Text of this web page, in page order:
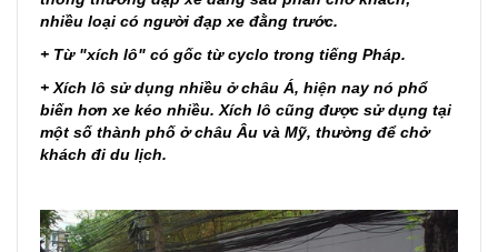
nhiều loại có người đạp xe đằng trước.
+ Từ "xích lô" có gốc từ cyclo trong tiếng Pháp.
+ Xích lô sử dụng nhiều ở châu Á, hiện nay nó phổ
biến hơn xe kéo nhiều. Xích lô cũng được sử dụng tại
một số thành phố ở châu Âu và Mỹ, thường để chở
khách đi du lịch.